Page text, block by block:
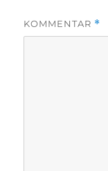
KOMMENTAR *